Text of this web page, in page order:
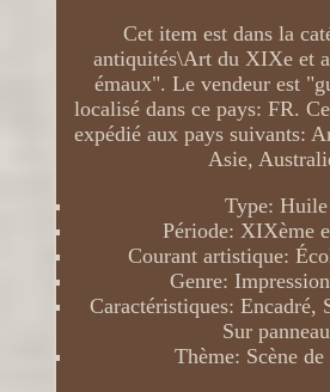
Cet item est dans la
antiquités\Art du XIXe et
émaux". Le vendeur est
localisé dans ce pays: FR.
expédié aux pays suivants:
Asie,
Type: Huile
Période: XIXème
Courant artistique:
Genre:
Caractéristiques: Encadré,
Sur panneau
Thème: Scène de